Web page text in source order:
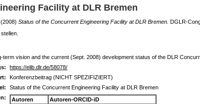
Facility at DLR Bremen
(2008) Status of the Concurrent Engineering Facility at DLR Bremen. DGLR-
vision and the current (Sept. 2008) development status of the DLR
https://elib.dlr.de/58078/
Konferenzbeitrag (NICHT SPEZIFIZIERT)
Status of the Concurrent Engineering Facility at DLR Bremen
Autoren
Autoren-ORCID-iD